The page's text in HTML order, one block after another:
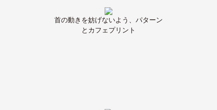
首の動きを妨げないよう、パターン
とカフェプリント